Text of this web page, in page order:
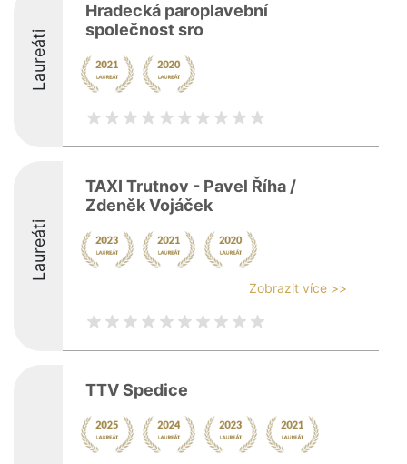
Laureáti
Hradecká paroplavební
společnost sro
Laureáti
TAXI Trutnov - Pavel Říha /
Zdeněk Vojáček
Zobrazit více >>
TTV Spedice